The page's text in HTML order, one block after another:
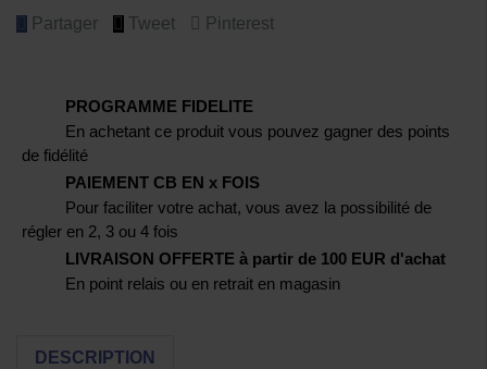
Partager Tweet Pinterest
PROGRAMME FIDELITE
En achetant ce produit vous pouvez gagner des points
de fidélité
PAIEMENT CB EN x FOIS
Pour faciliter votre achat, vous avez la possibilité de
régler en 2, 3 ou 4 fois
LIVRAISON OFFERTE à partir de 100 EUR d'achat
En point relais ou en retrait en magasin
DESCRIPTION